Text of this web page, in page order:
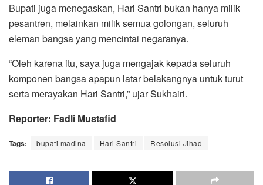
Bupati juga menegaskan, Hari Santri bukan hanya milik
pesantren, melainkan milik semua golongan, seluruh
eleman bangsa yang mencintai negaranya.
“Oleh karena itu, saya juga mengajak kepada seluruh
komponen bangsa apapun latar belakangnya untuk turut
serta merayakan Hari Santri,” ujar Sukhairi.
Reporter: Fadli Mustafid
Tags: bupati madina Hari Santri Resolusi Jihad